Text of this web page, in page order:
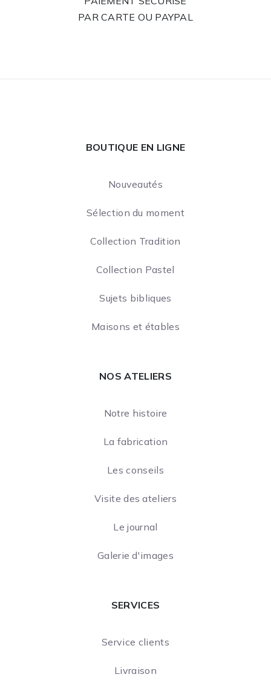
PAR CARTE OU PAYPAL
BOUTIQUE EN LIGNE
Nouveautés
Sélection du moment
Collection Tradition
Collection Pastel
Sujets bibliques
Maisons et étables
NOS ATELIERS
Notre histoire
La fabrication
Les conseils
Visite des ateliers
Le journal
Galerie d'images
SERVICES
Service clients
Livraison